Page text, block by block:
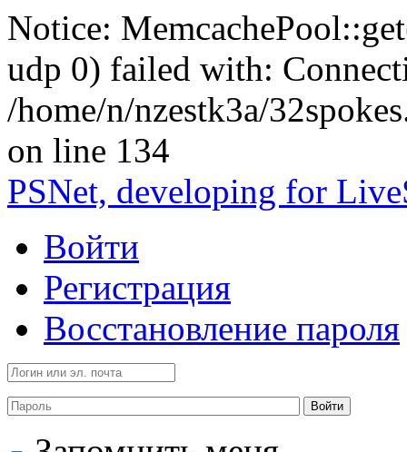
Notice:
udp 0) failed with:
/home/n/nzestk3a/
on line 134
PSNet, developing for
Войти
Регистрация
Восстановление пароля
Войти